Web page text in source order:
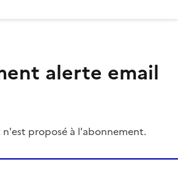
alerte email
proposé à l'abonnement.